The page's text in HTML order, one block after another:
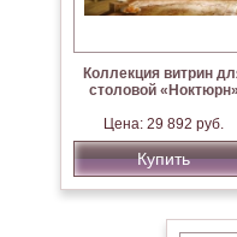
Коллекция витрин
столовой «Ноктюрн»
Цена: 29 892 руб.
Купить